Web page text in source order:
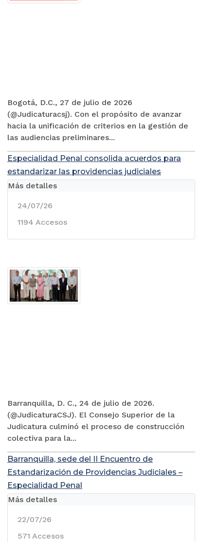
Bogotá, D.C., 27 de julio de 2026
(@Judicaturacsj). Con el propósito de avanzar
hacia la unificación de criterios en la gestión de
las audiencias preliminares...
Especialidad Penal consolida acuerdos para
estandarizar las providencias judiciales
Barranquilla, D. C., 24 de julio de 2026.
(@JudicaturaCSJ). El Consejo Superior de la
Judicatura culminó el proceso de construcción
colectiva para la...
Más detalles
24/07/26
1194 Accesos
Barranquilla, sede del II Encuentro de
Estandarización de Providencias Judiciales –
Especialidad Penal
Más detalles
22/07/26
571 Accesos